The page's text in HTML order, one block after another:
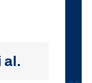
al.